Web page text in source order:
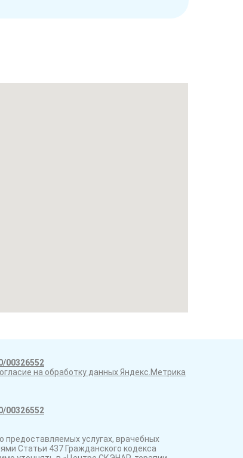
00326552
на обработку данных Яндекс.Метрика
00326552
услугах, врачебных
Статьи 437 Гражданского кодекса